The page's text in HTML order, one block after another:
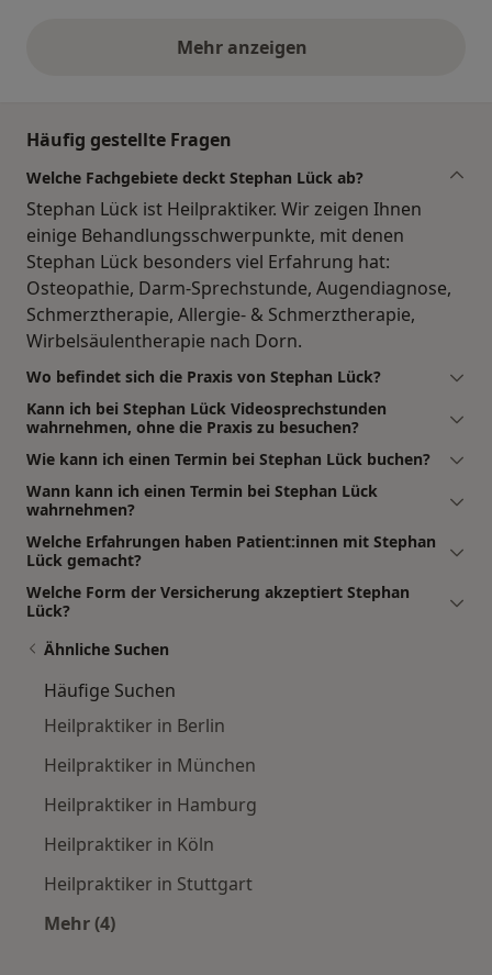
Mehr anzeigenobige Stellungnahmen
Häufig gestellte Fragen
Welche Fachgebiete deckt Stephan Lück ab?
Stephan Lück ist Heilpraktiker. Wir zeigen Ihnen
einige Behandlungsschwerpunkte, mit denen
Stephan Lück besonders viel Erfahrung hat:
Osteopathie, Darm-Sprechstunde, Augendiagnose,
Schmerztherapie, Allergie- & Schmerztherapie,
Wirbelsäulentherapie nach Dorn.
Wo befindet sich die Praxis von Stephan Lück?
Kann ich bei Stephan Lück Videosprechstunden
wahrnehmen, ohne die Praxis zu besuchen?
Wie kann ich einen Termin bei Stephan Lück buchen?
Wann kann ich einen Termin bei Stephan Lück
wahrnehmen?
Welche Erfahrungen haben Patient:innen mit Stephan
Lück gemacht?
Welche Form der Versicherung akzeptiert Stephan
Lück?
Ähnliche Suchen
Häufige Suchen
Heilpraktiker in Berlin
Heilpraktiker in München
Heilpraktiker in Hamburg
Heilpraktiker in Köln
Heilpraktiker in Stuttgart
Mehr (4)